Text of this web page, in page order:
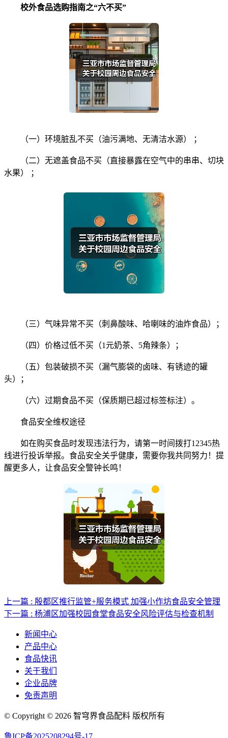
校外食品选购指南之“六不买”
（一）环境脏乱不买（油污满地、无清洁水源） ；
（二）无遮盖食品不买（直接暴露在空气中的串串、切块
水果） ；
（三）气味异常不买（刺鼻酸味、哈喇味的油炸食品）；
（四）价格过低不买（1元奶茶、5角辣条）；
（五）包装破损不买（漏气膨袋的卤味、有锈迹的罐
头）；
（六）过期食品不买（保质期已超过标签标注）。
食品安全维权途径
如在购买食品时发现违法行为，请第一时间拨打12345热
线进行投诉举报。食品安全关乎健康，需要你我共同努力！提
醒更多人，让食品安全警钟长鸣！
上一篇 : 殷都区推行监管+服务模式 加强小作坊食品安全管理
下一篇 : 杨浦区加强校园食堂食品安全风险评估与检查机制
新闻中心
产品中心
食品快讯
关于我们
企业品牌
免责声明
© Copyright © 2026 智穹界食品配料 版权所有
鲁ICP备2025208294号-17